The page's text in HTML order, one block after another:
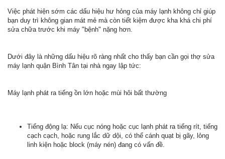
Việc phát hiện sớm các dấu hiệu hư hỏng của máy lạnh không chỉ giúp
bạn duy trì không gian mát mẻ mà còn tiết kiệm được kha khá chi phí
sửa chữa trước khi máy "bệnh" nặng hơn.
Dưới đây là những dấu hiệu rõ ràng nhất cho thấy bạn cần gọi thợ sửa
máy lạnh quận Bình Tân tại nhà ngay lập tức:
Máy lạnh phát ra tiếng ồn lớn hoặc mùi hôi bất thường
Tiếng động lạ: Nếu cục nóng hoặc cục lạnh phát ra tiếng rít, tiếng
cạch cạch, hoặc rung lắc dữ dội, có thể cánh quạt bị gãy, lỏng
linh kiện hoặc block (máy nén) đang có vấn đề.